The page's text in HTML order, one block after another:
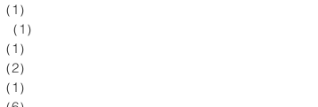
（1）
（1）
（1）
（2）
（1）